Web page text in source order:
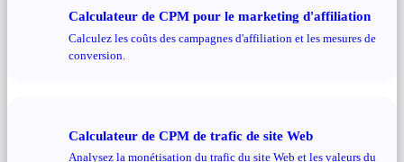
Calculateur de CPM pour le marketing d'affiliation
Calculez les coûts des campagnes d'affiliation et les mesures de
conversion.
Calculateur de CPM de trafic de site Web
Analysez la monétisation du trafic du site Web et les valeurs du